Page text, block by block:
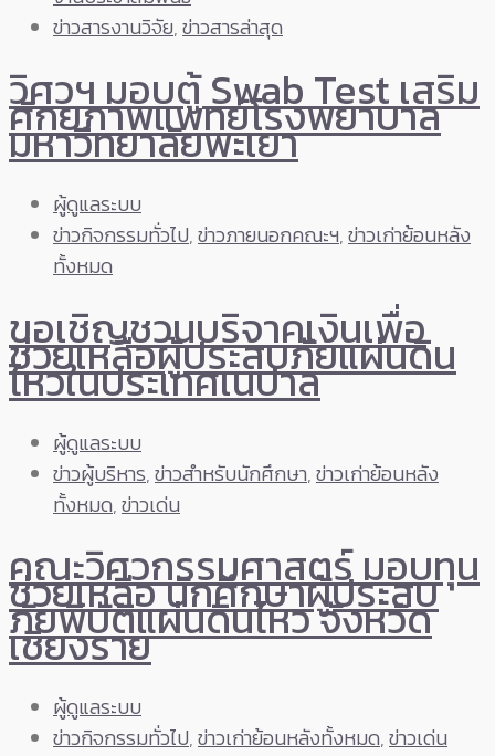
ข่าวสารงานวิจัย,ข่าวสารล่าสุด
วิศวฯ มอบตู้ Swab Test เสริม
ศักยภาพแพทย์โรงพยาบาล
มหาวิทยาลัยพะเยา
ผู้ดูแลระบบ
ข่าวกิจกรรมทั่วไป,ข่าวภายนอกคณะฯ,ข่าวเก่าย้อนหลัง
ทั้งหมด
ขอเชิญชวนบริจาคเงินเพื่อ
ช่วยเหลือผู้ประสบภัยแผ่นดิน
ไหวในประเทศเนปาล
ผู้ดูแลระบบ
ข่าวผู้บริหาร,ข่าวสำหรับนักศึกษา,ข่าวเก่าย้อนหลัง
ทั้งหมด,ข่าวเด่น
คณะวิศวกรรมศาสตร์ มอบทุน
ช่วยเหลือ นักศึกษาผู้ประสบ
ภัยพิบัติแผ่นดินไหว จังหวัด
เชียงราย
ผู้ดูแลระบบ
ข่าวกิจกรรมทั่วไป,ข่าวเก่าย้อนหลังทั้งหมด,ข่าวเด่น